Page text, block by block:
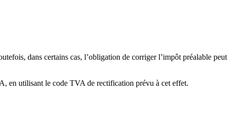
dans certains cas, l’obligation de corriger l’impôt préalable peut
en utilisant le code TVA de rectification prévu à cet effet.